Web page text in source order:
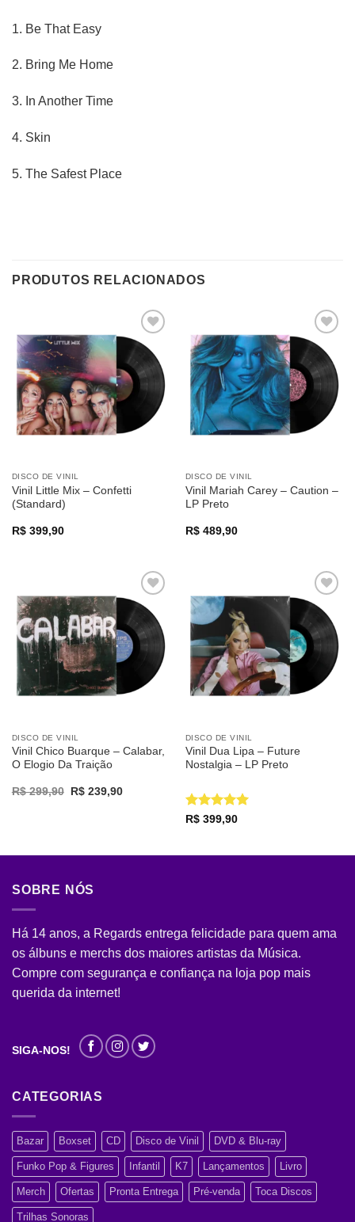
1. Be That Easy
2. Bring Me Home
3. In Another Time
4. Skin
5. The Safest Place
PRODUTOS RELACIONADOS
Adicionar
a lista de
desejos
DISCO DE VINIL
Vinil Little Mix – Confetti
(Standard)
R$399,90
Adicionar
a lista de
desejos
DISCO DE VINIL
Vinil Mariah Carey – Caution –
LP Preto
R$489,90
Adicionar
a lista de
desejos
DISCO DE VINIL
Vinil Chico Buarque – Calabar,
O Elogio Da Traição
R$299,90
Original
R$239,90Current
Adicionar
a lista de
desejos
DISCO DE VINIL
Vinil Dua Lipa – Future
Nostalgia – LP Preto
Avaliação
R$399,90
SOBRE NÓS
Há 14 anos, a Regards entrega felicidade para quem ama
os álbuns e merchs dos maiores artistas da Música.
Compre com segurança e confiança na loja pop mais
querida da internet!
SIGA-NOS!
CATEGORIAS
Bazar Boxset CD Disco de Vinil DVD & Blu-ray
Funko Pop & Figures Infantil K7 Lançamentos Livro
Merch Ofertas Pronta Entrega Pré-venda Toca Discos
Trilhas Sonoras